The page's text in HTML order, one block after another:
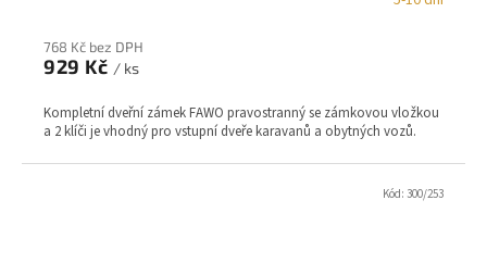
768 Kč bez DPH
929 Kč / ks
Kompletní dveřní zámek FAWO pravostranný se zámkovou vložkou
a 2 klíči je vhodný pro vstupní dveře karavanů a obytných vozů.
Kód: 300/253